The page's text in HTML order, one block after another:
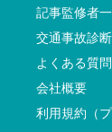
記事監修者
交通事故診断
よくある質問
会社概要
利用規約（